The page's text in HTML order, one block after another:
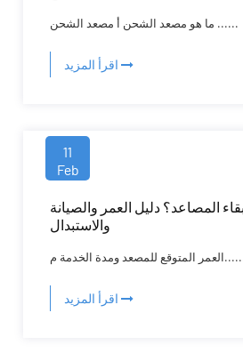
ما هو مصعد الشحن أ مصعد الشحن ......
اقرأ المزيد
11
Feb
المصاعد؟ دليل العمر والصيانة
والاستبدال
للمصعد ومدة الخدمة م......
اقرأ المزيد